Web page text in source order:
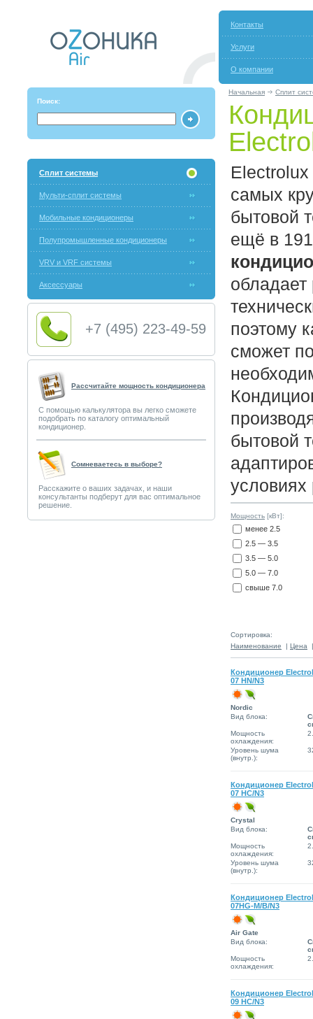
Контакты
Услуги
О компании
Поиск:
Начальная Сплит
Сплит системы
Мульти-сплит системы
Мобильные кондиционеры
Полупромышленные кондиционеры
VRV и VRF системы
Аксессуары
+7 (495) 223-49-59
Рассчитайте мощность кондиционера
С помощью калькулятора вы легко сможете
подобрать по каталогу оптимальный
кондиционер.
Сомневаетесь в выборе?
Расскажите о ваших задачах, и наши
консультанты подберут для вас оптимальное
решение.
самых
бытовой
ещё в
поэтому
сможет
бытовой
условиях
Мощность [кВт]:
менее 2.5
2.5 — 3.5
3.5 — 5.0
5.0 — 7.0
свыше 7.0
Сортировка:
Наименование | Цена
Кондиционер
07 HN/N3
Nordic
Вид блока:
Мощность
охлаждения:
Уровень шума
(внутр.):
Кондиционер
07 HC/N3
Сrystal
Вид блока:
Мощность
охлаждения:
Уровень шума
(внутр.):
Кондиционер
07HG-M/B/N3
Air Gate
Вид блока:
Мощность
охлаждения:
Кондиционер
09 HC/N3